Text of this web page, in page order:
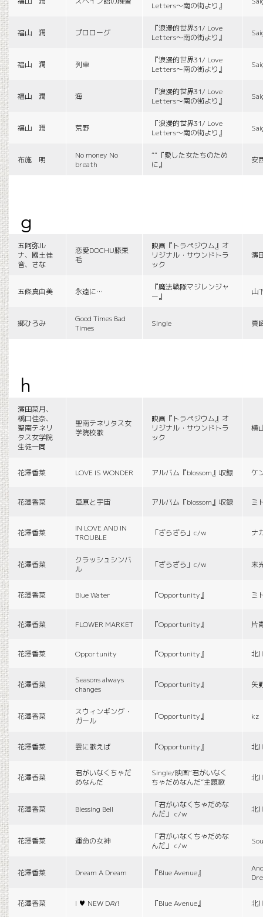
Letters〜南の街より』
福山 潤 プロローグ
『浪漫的世界31/ Love
Letters〜南の街より』
福山 潤 列車
『浪漫的世界31/ Love
Letters〜南の街より』
福山 潤 海
『浪漫的世界31/ Love
Letters〜南の街より』
福山 潤 荒野
『浪漫的世界31/ Love
Letters〜南の街より』
布施 明
No money No
breath
““『愛した女たちのため
に』
安
g
五阿弥ル
ナ、國土佳
音、さな
恋愛DOCHU膝栗
毛
映画『トラペジウム』オ
リジナル・サウンドトラ
ック
濱
五條真由美 永遠に…
『魔法戦隊マジレンジャ
ー』
山
郷ひろみ
Good Times Bad
Times
Single 真
h
濱田菜月、
橋口佳奈、
聖南テネリ
タス女学院
生徒一同
聖南テネリタス女
学院校歌
映画『トラペジウム』オ
リジナル・サウンドトラ
ック
横
花澤香菜 LOVE IS WONDER アルバム『blossom』収録 ケ
花澤香菜 草原と宇宙 アルバム『blossom』収録 ミ
花澤香菜
IN LOVE AND IN
TROUBLE
「ざらざら」c/w ナ
花澤香菜
クラッシュシンバ
ル
「ざらざら」c/w 末
花澤香菜 Blue Water 『Opportunity』 ミ
花澤香菜 FLOWER MARKET 『Opportunity』 片
花澤香菜 Opportunity 『Opportunity』 北
花澤香菜
Seasons always
changes
『Opportunity』 矢
花澤香菜
スウィンギング・
ガール
『Opportunity』 kz
花澤香菜 雲に歌えば 『Opportunity』 北
花澤香菜
君がいなくちゃだ
めなんだ
Single/映画“君がいなく
ちゃだめなんだ”主題歌
北
花澤香菜 Blessing Bell
「君がいなくちゃだめな
んだ」 c/w
北
花澤香菜 運命の女神
「君がいなくちゃだめな
んだ」 c/w
花澤香菜 Dream A Dream 『Blue Avenue』
花澤香菜 I ♥ NEW DAY! 『Blue Avenue』 北